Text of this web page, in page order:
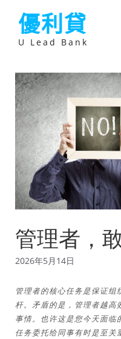
優利貸
U Lead Bank
管理者，
2026年5月14日
管理者的核心任务是保证
杆。矛盾的是，管理者越高
事情。也许这是您今天面临
任务委托给同事有时是至